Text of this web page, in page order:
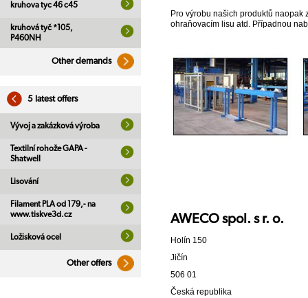
kruhova tyc 46 c45
kruhová tyč *105,
P460NH
Other demands
5 latest offers
Vývoj a zakázková výroba
Textilní rohože GAPA -
Shatwell
Lisování
Filament PLA od 179,- na
www.tiskve3d.cz
Ložisková ocel
Other offers
Pro výrobu našich produktů
ohraňovacím lisu atd. Případnou
AWECO spol. s r. o.
Holín 150
Jičín
506 01
Česká republika